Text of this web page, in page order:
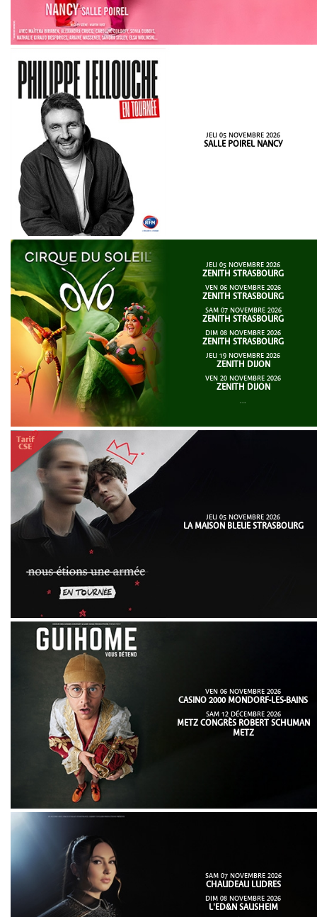
JEU 05 NOVEMBRE 2026
SALLE POIREL NANCY
JEU 05 NOVEMBRE 2026
ZENITH STRASBOURG
VEN 06 NOVEMBRE 2026
ZENITH STRASBOURG
SAM 07 NOVEMBRE 2026
ZENITH STRASBOURG
DIM 08 NOVEMBRE 2026
ZENITH STRASBOURG
JEU 19 NOVEMBRE 2026
ZENITH DIJON
VEN 20 NOVEMBRE 2026
ZENITH DIJON
...
JEU 05 NOVEMBRE 2026
LA MAISON BLEUE STRASBOURG
VEN 06 NOVEMBRE 2026
CASINO 2000 MONDORF-LES-BAINS
SAM 12 DÉCEMBRE 2026
METZ CONGRÈS ROBERT SCHUMAN
METZ
SAM 07 NOVEMBRE 2026
CHAUDEAU LUDRES
DIM 08 NOVEMBRE 2026
L'ED&N SAUSHEIM